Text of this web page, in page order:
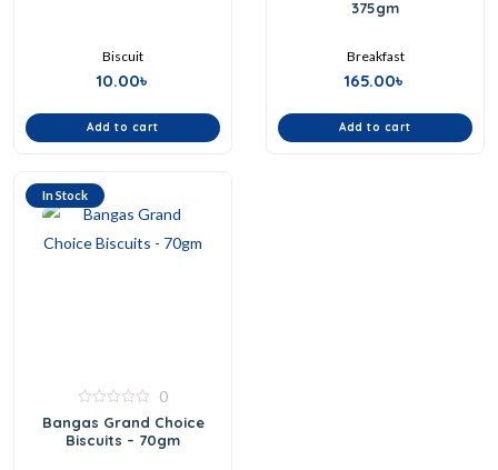
Biscuit
10.00৳
Add to cart
375gm
Breakfast
165.00৳
Add to cart
In Stock
out
of
0
Bangas Grand Choice
Biscuits – 70gm